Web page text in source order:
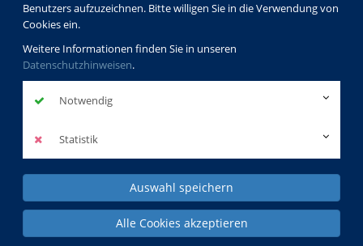
Benutzers aufzuzeichnen. Bitte willigen Sie in die Verwendung von
Cookies ein.
Weitere Informationen finden Sie in unseren
Datenschutzhinweisen.
Notwendig
Statistik
Auswahl speichern
Alle Cookies akzeptieren
im Februar
am 10.
Februar